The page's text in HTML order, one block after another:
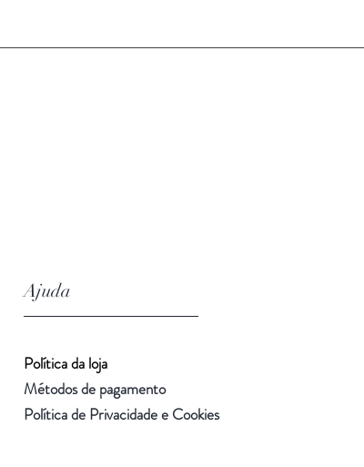
Ajuda
Política da loja
Métodos de pagamento
Política de Privacidade e Cookies